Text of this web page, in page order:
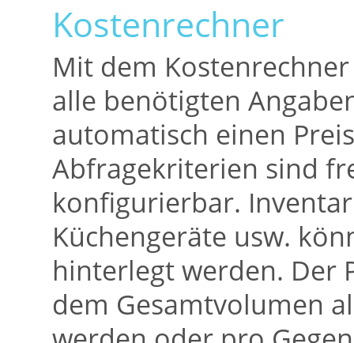
Kostenrechner
Mit dem
alle benötigten
automatisch einen
Abfragekriterien sind
konfigurierbar.
Küchengeräte usw.
hinterlegt werden. Der
dem Gesamtvolumen